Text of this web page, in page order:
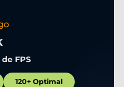
FPS
120+ Optimal